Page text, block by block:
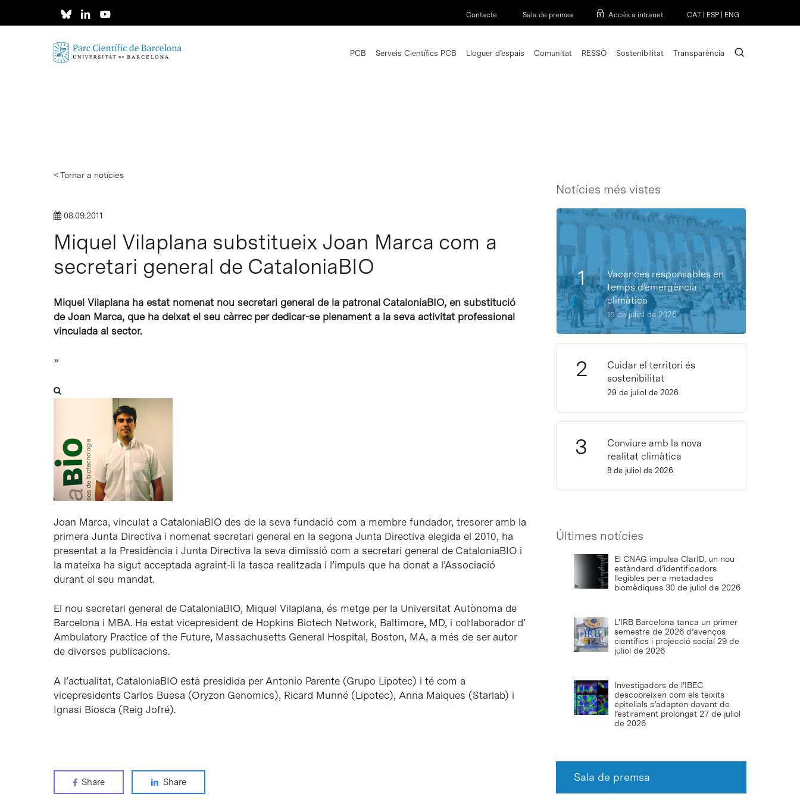
Contacte Sala de premsa Accés a intranet CAT ESP ENG
Intro per buscar o ESC per tancar
PCB Serveis Científics PCB Lloguer d’espais Comunitat RESSÒ Sostenibilitat Transparència search
< Tornar a notícies
08.09.2011
Miquel Vilaplana substitueix Joan Marca com a
secretari general de CataloniaBIO
Miquel Vilaplana ha estat nomenat nou secretari general de la patronal CataloniaBIO, en substitució
de Joan Marca, que ha deixat el seu càrrec per dedicar-se plenament a la seva activitat professional
vinculada al sector.
»
Joan Marca, vinculat a CataloniaBIO des de la seva fundació com a membre fundador, tresorer amb la
primera Junta Directiva i nomenat secretari general en la segona Junta Directiva elegida el 2010, ha
presentat a la Presidència i Junta Directiva la seva dimissió com a secretari general de CataloniaBIO i
la mateixa ha sigut acceptada agraint-li la tasca realitzada i l’impuls que ha donat a l’Associació
durant el seu mandat.
El nou secretari general de CataloniaBIO, Miquel Vilaplana, és metge per la Universitat Autònoma de
Barcelona i MBA. Ha estat vicepresident de Hopkins Biotech Network, Baltimore, MD, i col·laborador d’
Ambulatory Practice of the Future, Massachusetts General Hospital, Boston, MA, a més de ser autor
de diverses publicacions.
A l’actualitat, CataloniaBIO està presidida per Antonio Parente (Grupo Lipotec) i té com a
vicepresidents Carlos Buesa (Oryzon Genomics), Ricard Munné (Lipotec), Anna Maiques (Starlab) i
Ignasi Biosca (Reig Jofré).
Share Share
Notícies més vistes
Vacances responsables en
temps d’emergència
climàtica
15 de juliol de 2026
Cuidar el territori és
sostenibilitat
29 de juliol de 2026
Conviure amb la nova
realitat climàtica
8 de juliol de 2026
Últimes notícies
El CNAG impulsa ClarID, un nou
estàndard d’identificadors
llegibles per a metadades
biomèdiques 30 de juliol de 2026
L’IRB Barcelona tanca un primer
semestre de 2026 d’avenços
científics i projecció social 29 de
juliol de 2026
Investigadors de l’IBEC
descobreixen com els teixits
epitelials s’adapten davant de
l’estirament prolongat 27 de juliol
de 2026
Sala de premsa